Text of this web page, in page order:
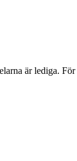
är lediga.